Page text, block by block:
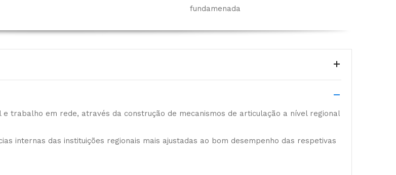
fundamenada
trabalho em rede, através da construção de mecanismos de articulação a nível regional
internas das instituições regionais mais ajustadas ao bom desempenho das respetivas